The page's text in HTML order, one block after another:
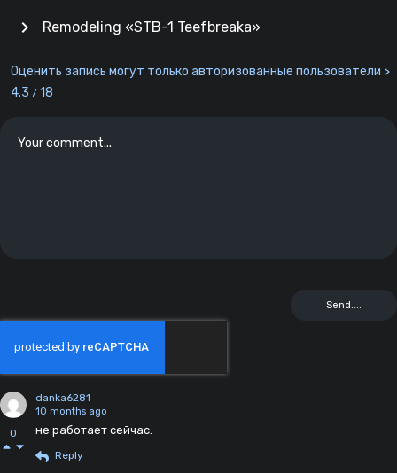
Remodeling «STB-1 Teefbreaka»
chevron_right
Оценить запись могут только авторизованные пользователи >
4.3 / 18
0
danka6281
10 months ago
не работает сейчас.
Reply